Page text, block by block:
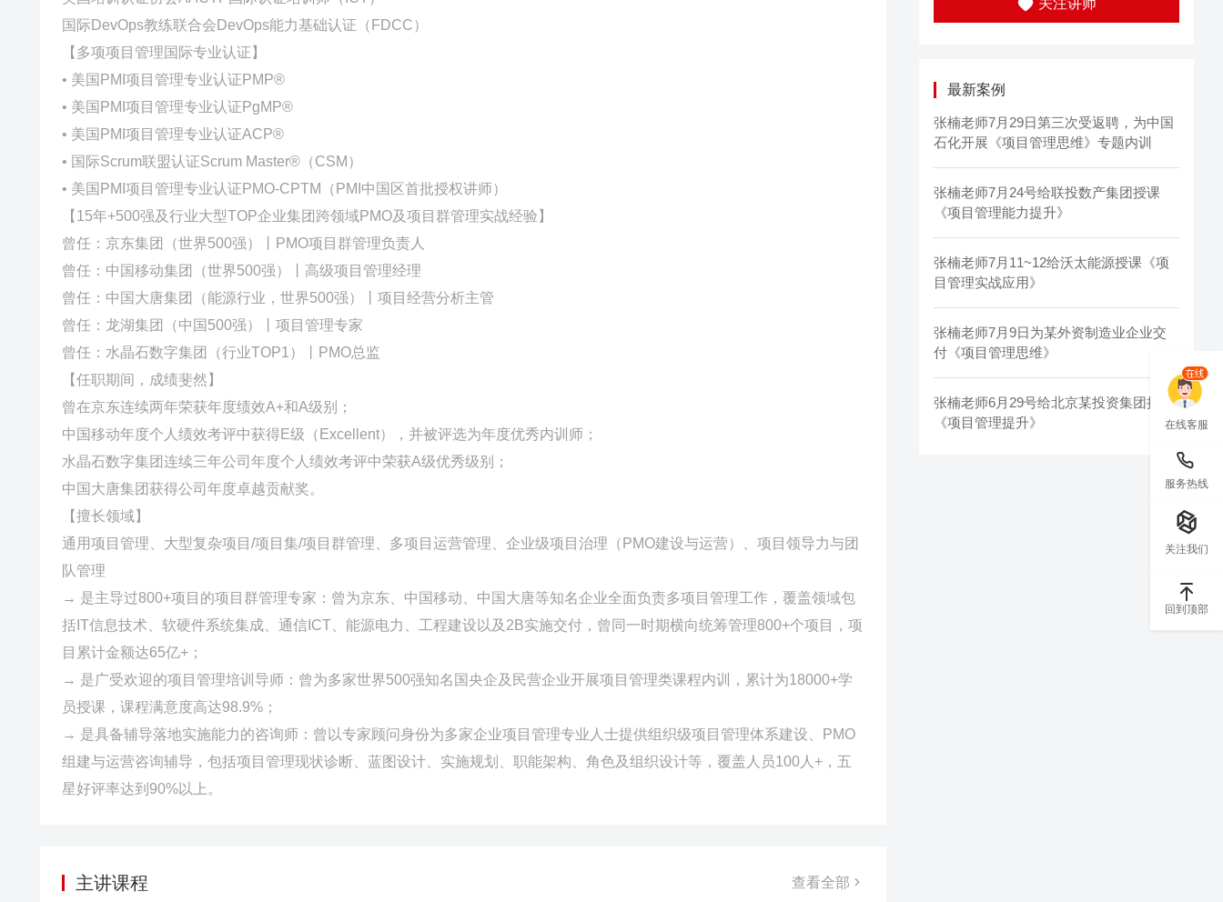
付上线，获得管理层的一致认可与好评； 02-中国移动手机阅读运营支撑项目（覆盖用户7个亿，支撑年度移动收入62个亿）：带
领团队支撑咪咕数媒手机阅读的市场拓展、业务运营和综合服务业务，在项目经理任职两年时间内，实现项目年均用户数增长1
6%，支撑年度移动收入规模增长30%，客户满意度评分98.7%。 【任职中国大唐集团——主导能源工程战略顶层设计与落地实
施】 ——中国大唐集团环保工程战略顶层设计项目（中高层项目成员占比80%+）：作为项目经理，带领团队深入一线调研洛阳电
厂、田家庵电厂及国电南自公司，并与集团中高层管理团队进行交流访谈，在半年内推动项目完成一期交付并获得集团领导的一
致认可与发布实施。 【任职水晶石数字集团——构建并运营EPMO体系实现集团化管控】 ——集团EPMO搭建及分布式PMO建设
项目（覆盖用户4000人+）：作为PMO负责人及项目经理，利用半年时间搭建起10人的企业级PMO团队，建立起总部-子公司-业
务部门的三层级分布式PMO联动组织，主攻推进与实施落地3大核心模块，覆盖超过4000人+的集团用户规模。
国际DevOps教练联合会DevOps能力基础认证（FDCC）
【多项项目管理国际专业认证】
• 美国PMI项目管理专业认证PMP®
• 美国PMI项目管理专业认证PgMP®
• 美国PMI项目管理专业认证ACP®
• 国际Scrum联盟认证Scrum Master®（CSM）
• 美国PMI项目管理专业认证PMO-CPTM（PMI中国区首批授权讲师）
【15年+500强及行业大型TOP企业集团跨领域PMO及项目群管理实战经验】
曾任：京东集团（世界500强）丨PMO项目群管理负责人
曾任：中国移动集团（世界500强）丨高级项目管理经理
曾任：中国大唐集团（能源行业，世界500强）丨项目经营分析主管
曾任：龙湖集团（中国500强）丨项目管理专家
曾任：水晶石数字集团（行业TOP1）丨PMO总监
【任职期间，成绩斐然】
曾在京东连续两年荣获年度绩效A+和A级别；
中国移动年度个人绩效考评中获得E级（Excellent），并被评选为年度优秀内训师；
水晶石数字集团连续三年公司年度个人绩效考评中荣获A级优秀级别；
中国大唐集团获得公司年度卓越贡献奖。
【擅长领域】
通用项目管理、大型复杂项目/项目集/项目群管理、多项目运营管理、企业级项目治理（PMO建设与运营）、项目领导力与团
队管理
→ 是主导过800+项目的项目群管理专家：曾为京东、中国移动、中国大唐等知名企业全面负责多项目管理工作，覆盖领域包
括IT信息技术、软硬件系统集成、通信ICT、能源电力、工程建设以及2B实施交付，曾同一时期横向统筹管理800+个项目，项
目累计金额达65亿+；
→ 是广受欢迎的项目管理培训导师：曾为多家世界500强知名国央企及民营企业开展项目管理类课程内训，累计为18000+学
员授课，课程满意度高达98.9%；
→ 是具备辅导落地实施能力的咨询师：曾以专家顾问身份为多家企业项目管理专业人士提供组织级项目管理体系建设、PMO
组建与运营咨询辅导，包括项目管理现状诊断、蓝图设计、实施规划、职能架构、角色及组织设计等，覆盖人员100人+，五
星好评率达到90%以上。
主讲课程 查看全部
关注讲师
最新案例
张楠老师7月29日第三次受返聘，为中国
石化开展《项目管理思维》专题内训
张楠老师7月24号给联投数产集团授课
《项目管理能力提升》
张楠老师7月11~12给沃太能源授课《项
目管理实战应用》
张楠老师7月9日为某外资制造业企业交
付《项目管理思维》
张楠老师6月29号给北京某投资集团授课
《项目管理提升》
在线客服
服务热线
关注我们
回到顶部